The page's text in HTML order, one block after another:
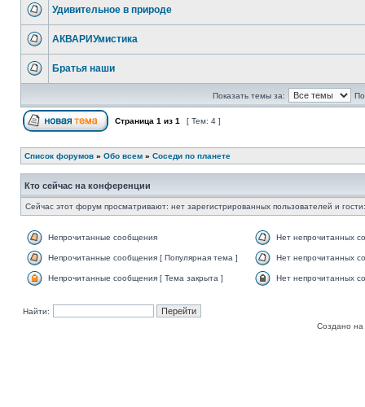
Удивительное в природе
АКВАРИУмистика
Братья наши
Показать темы за:
Страница 1 из 1 [ Тем: 4 ]
Список форумов » Обо всем » Соседи по планете
Кто сейчас на конференции
Сейчас этот форум просматривают: нет зарегистрированных пользователей и
Непрочитанные сообщения Нет непрочитанных
Непрочитанные сообщения [ Популярная тема ] Нет непрочитанных
Непрочитанные сообщения [ Тема закрыта ] Нет непрочитанных
Найти:
Создано